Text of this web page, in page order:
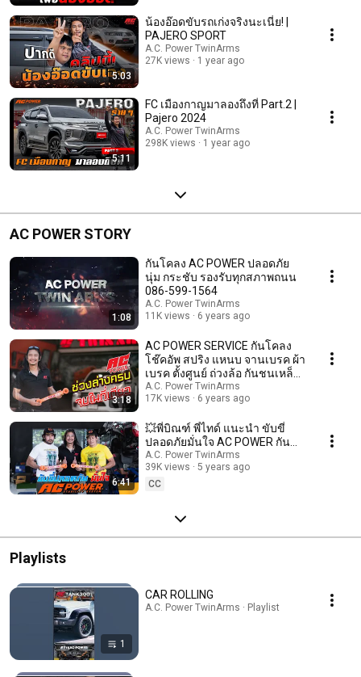
5:03
น้องอ๊อดขับรถเก่งจริงนะเนี่ย! |
PAJERO SPORT
A.C. Power TwinArms
27K views
1 year ago
5:11
FC เมืองกาญมาลองถึงที่ Part.2 |
Pajero 2024
A.C. Power TwinArms
298K views
1 year ago
AC POWER STORY
1:08
กันโคลง AC POWER ปลอดภัย
นุ่ม กระชับ รองรับทุกสภาพถนน
086-599-1564
A.C. Power TwinArms
11K views
6 years ago
3:18
AC POWER SERVICE กันโคลง
โช๊คอัพ สปริง แหนบ จานเบรค ผ้า
เบรค ตั้งศูนย์ ถ่วงล้อ กันชนเหล็ก
086-5991564
A.C. Power TwinArms
17K views
6 years ago
6:41
💥พี่บิณฑ์ พี่ไทด์ แนะนำ ขับขี่
ปลอดภัยมั่นใจ AC POWER กัน
โคลง โช๊คอัพ ช่วงล่าง MG
EXTENDER รถคู่ใจ❤️
A.C. Power TwinArms
39K views
5 years ago
CC
Playlists
1
CAR ROLLING
A.C. Power TwinArms · Playlist